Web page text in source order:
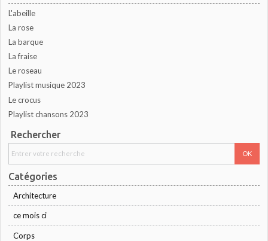
L'abeille
La rose
La barque
La fraise
Le roseau
Playlist musique 2023
Le crocus
Playlist chansons 2023
Rechercher
Catégories
Architecture
ce mois ci
Corps